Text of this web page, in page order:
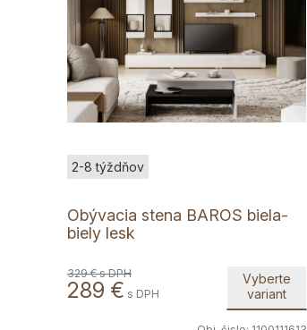
Obývacia stena BAROS biela-
biely lesk
2-8 týždňov
329 €s DPH
289 € s DPH
Vyberte
variant